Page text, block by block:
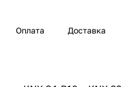
Оплата Доставка